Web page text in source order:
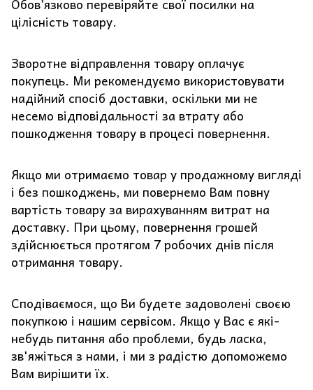
Обов’язково перевіряйте свої посилки на
цілісність товару.
Зворотне відправлення товару оплачує
покупець. Ми рекомендуємо використовувати
надійний спосіб доставки, оскільки ми не
несемо відповідальності за втрату або
пошкодження товару в процесі повернення.
Якщо ми отримаємо товар у продажному вигляді
і без пошкоджень, ми повернемо Вам повну
вартість товару за вирахуванням витрат на
доставку. При цьому, повернення грошей
здійснюється протягом 7 робочих днів після
отримання товару.
Сподіваємося, що Ви будете задоволені своєю
покупкою і нашим сервісом. Якщо у Вас є які-
небудь питання або проблеми, будь ласка,
зв'яжіться з нами, і ми з радістю допоможемо
Вам вирішити їх.